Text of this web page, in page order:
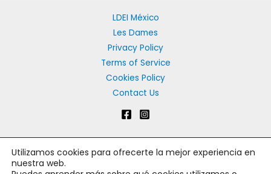
LDEI México
Les Dames
Privacy Policy
Terms of Service
Cookies Policy
Contact Us
Copyright © 2026 Les Dames d'Escoffier México | Les Dames
Utilizamos cookies para ofrecerte la mejor experiencia en
nuestra web.